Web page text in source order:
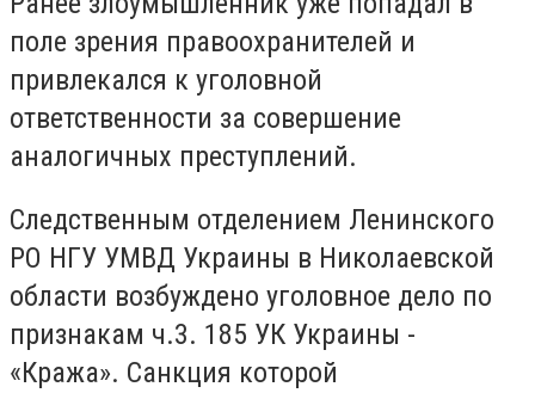
поле зрения правоохранителей и
привлекался к уголовной
ответственности за совершение
аналогичных преступлений.
Следственным отделением Ленинского
РО НГУ УМВД Украины в Николаевской
области возбуждено уголовное дело по
признакам ч.3. 185 УК Украины -
«Кража». Санкция которой